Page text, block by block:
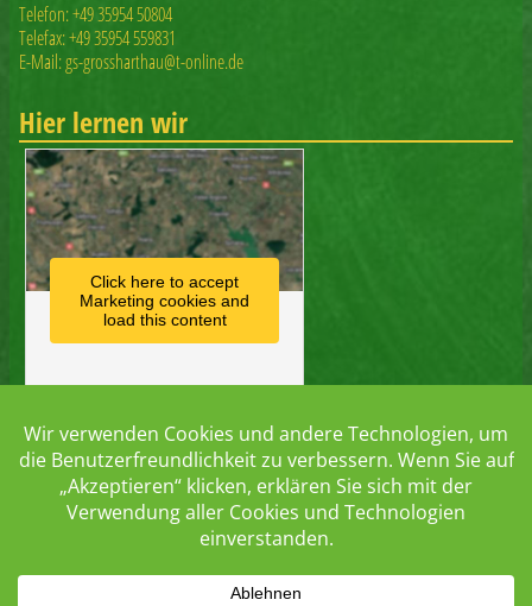
Telefon: +49 35954 50804
Telefax: +49 35954 559831
E-Mail: gs-grossharthau@t-online.de
Hier lernen wir
Click here to accept
Marketing cookies and
load this content
Hier lernen wir digital